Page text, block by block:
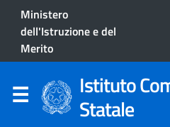
Ministero
dell'Istruzione e del
Merito
Istituto
Statale